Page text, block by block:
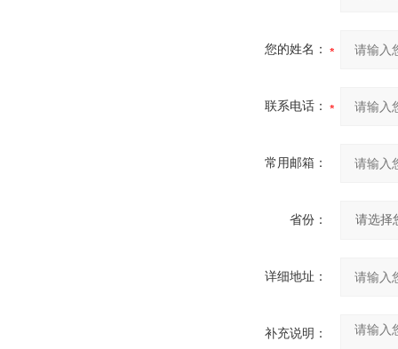
您的姓名：
联系电话：
常用邮箱：
省份：
详细地址：
补充说明：